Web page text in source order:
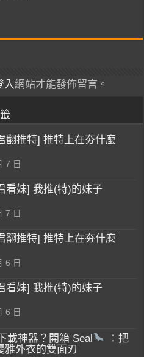
入網站才能發佈留言。
翻推特] 推特上在夯什麼
7 日
看妹] 我推(特)的妹子
7 日
翻推特] 推特上在夯什麼
6 日
看妹] 我推(特)的妹子
6 日
載神器？開箱 Seal
：把
雅外衣的雙面刃